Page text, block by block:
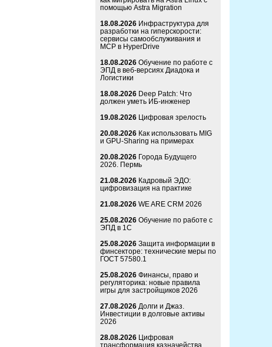
помощью Astra Migration
18.08.2026 Инфраструктура для
разработки на гиперскорости:
сервисы самообслуживания и
MCP в HyperDrive
18.08.2026 Обучение по работе с
ЭПД в веб-версиях Диадока и
Логистики
18.08.2026 Deep Patch: Что
должен уметь ИБ-инженер
19.08.2026 Цифровая зрелость
20.08.2026 Как использовать MIG
и GPU-Sharing на примерах
20.08.2026 Города Будущего
2026. Пермь
21.08.2026 Кадровый ЭДО:
цифровизация на практике
21.08.2026 WE ARE CRM 2026
25.08.2026 Обучение по работе с
ЭПД в 1С
25.08.2026 Защита информации в
финсекторе: технические меры по
ГОСТ 57580.1
25.08.2026 Финансы, право и
регуляторика: новые правила
игры для застройщиков 2026
27.08.2026 Долги и Джаз.
Инвестиции в долговые активы
2026
28.08.2026 Цифровая